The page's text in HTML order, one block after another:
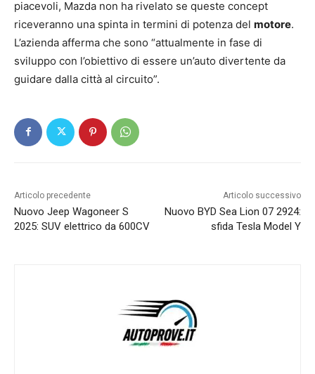
piacevoli, Mazda non ha rivelato se queste concept
riceveranno una spinta in termini di potenza del motore.
L’azienda afferma che sono “attualmente in fase di
sviluppo con l’obiettivo di essere un’auto divertente da
guidare dalla città al circuito”.
Articolo precedente
Nuovo Jeep Wagoneer S
2025: SUV elettrico da 600CV
Articolo successivo
Nuovo BYD Sea Lion 07 2924:
sfida Tesla Model Y